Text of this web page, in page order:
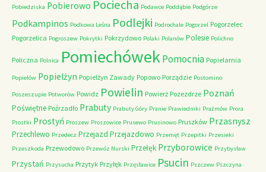
Pobiedziska Pobierowo Pociecha Podawce Poddąbie Podgórze
Podkampinos Podkowa Leśna Podlejki Podrochale Pogorzel Pogorzelec
Pogorzelica Pogroszew Pokrytki Pokrzydowo Polaki Polanów Polesie Polichno
Policzna Polnica PomiechówekPomocnia Popielarnia
Popielów Popielżyn Popielżyn Zawady Popowo Porządzie Postomino
Poszeszupie Potworów Powidz Powielin Powierż Pozezdrze Poznań
Poświętne Poźrzadło Prabuty Prabuty Góry Pranie Prawiedniki Prażmów Prora
Prostki Prostyń Proszew Proszowice Prusewo Prusinowo Pruszków Przasnysz
Przechlewo Przedecz Przejazd Przejazdowo Przemęt Przepitki Przesieki
Przeszkoda Przewodowo Przewóz Nurski Przełęk Przyborowice Przybysław
Przystań Przysucha Przytyk Przyłęk Przęsławice Psucin Pszczew Pszczyna